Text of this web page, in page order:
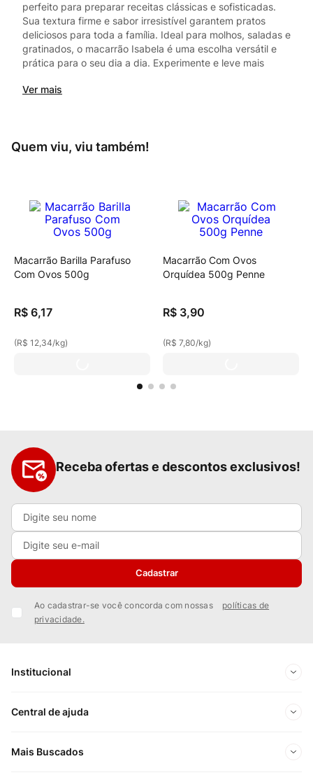
perfeito para preparar receitas clássicas e sofisticadas.
Sua textura firme e sabor irresistível garantem pratos
deliciosos para toda a família. Ideal para molhos, saladas e
gratinados, o macarrão Isabela é uma escolha versátil e
prática para o seu dia a dia. Experimente e leve mais
Ver mais
Quem viu, viu também!
Macarrão Barilla Parafuso
Com Ovos 500g
R$ 6,17
(R$ 12,34/kg)
Macarrão Com Ovos
Orquídea 500g Penne
R$ 3,90
(R$ 7,80/kg)
Receba ofertas e descontos exclusivos!
Cadastrar
Ao cadastrar-se você concorda com nossas
políticas de
privacidade.
Institucional
Sobre Nós
Central de ajuda
Minha conta
Mais Buscados